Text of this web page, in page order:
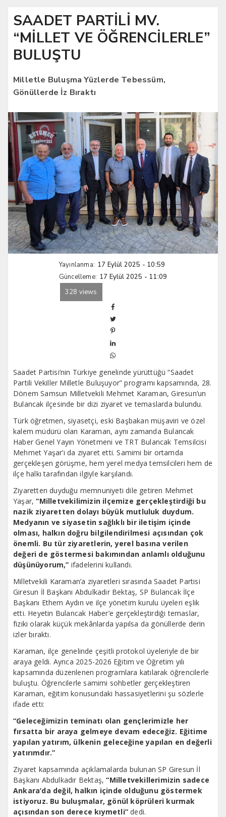
SAADET PARTİLİ MV.
“MİLLET VE ÖĞRENCİLERLE”
BULUŞTU
Milletle Buluşma Yüzlerde Tebessüm,
Gönüllerde İz Bıraktı
Yayınlanma: 17 Eylül 2025 - 10:59
Güncelleme: 17 Eylül 2025 - 11:09
328 views
Saadet Partisi’nin Türkiye genelinde yürüttüğü “Saadet
Partili Vekiller Milletle Buluşuyor” programı kapsamında, 28.
Dönem Samsun Milletvekili Mehmet Karaman, Giresun’un
Bulancak ilçesinde bir dizi ziyaret ve temaslarda bulundu.
Türk öğretmen, siyasetçi, eski Başbakan müşaviri ve özel
kalem müdürü olan Karaman, aynı zamanda Bulancak
Haber Genel Yayın Yönetmeni ve TRT Bulancak Temsilcisi
Mehmet Yaşar’ı da ziyaret etti. Samimi bir ortamda
gerçekleşen görüşme, hem yerel medya temsilcileri hem de
ilçe halkı tarafından ilgiyle karşılandı.
Ziyaretten duyduğu memnuniyeti dile getiren Mehmet
Yaşar,“Milletvekilimizin ilçemize gerçekleştirdiği bu
nazik ziyaretten dolayı büyük mutluluk duydum.
Medyanın ve siyasetin sağlıklı bir iletişim içinde
olması, halkın doğru bilgilendirilmesi açısından çok
önemli. Bu tür ziyaretlerin, yerel basına verilen
değeri de göstermesi bakımından anlamlı olduğunu
düşünüyorum,” ifadelerini kullandı.
Milletvekili Karaman’a ziyaretleri sırasında Saadet Partisi
Giresun İl Başkanı Abdulkadir Bektaş, SP Bulancak İlçe
Başkanı Ethem Aydın ve ilçe yönetim kurulu üyeleri eşlik
etti. Heyetin Bulancak Haber’e gerçekleştirdiği temaslar,
fiziki olarak küçük mekânlarda yapılsa da gönüllerde derin
izler bıraktı.
Karaman, ilçe genelinde çeşitli protokol üyeleriyle de bir
araya geldi. Ayrıca 2025-2026 Eğitim ve Öğretim yılı
kapsamında düzenlenen programlara katılarak öğrencilerle
buluştu. Öğrencilerle samimi sohbetler gerçekleştiren
Karaman, eğitim konusundaki hassasiyetlerini şu sözlerle
ifade etti:
“Geleceğimizin teminatı olan gençlerimizle her
fırsatta bir araya gelmeye devam edeceğiz. Eğitime
yapılan yatırım, ülkenin geleceğine yapılan en değerli
yatırımdır.”
Ziyaret kapsamında açıklamalarda bulunan SP Giresun İl
Başkanı Abdulkadir Bektaş,“Milletvekillerimizin sadece
Ankara’da değil, halkın içinde olduğunu göstermek
istiyoruz. Bu buluşmalar, gönül köprüleri kurmak
açısından son derece kıymetli” dedi.